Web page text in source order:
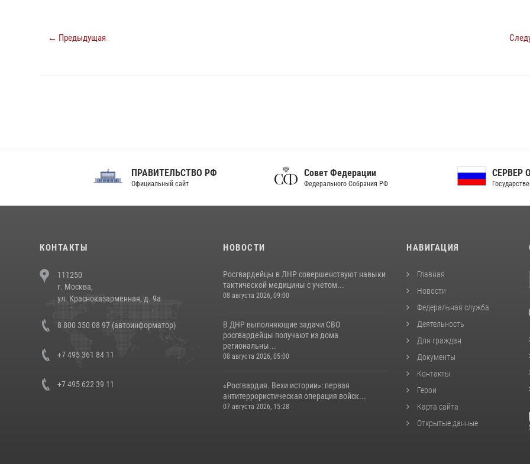
← Предыдущая
ПРАВИТЕЛЬСТВО РФ
Официальный сайт
Совет Федерации
Федерального Собрания РФ
СЕРВЕР ОРГАНОВ
Государственной власти РФ
КОНТАКТЫ
111250
г. Москва,
ул. Красноказарменная, д. 9а
8 800 350 08 97 (автоинформатор)
+7 495 361 84 11
+7 495 622 39 11
НОВОСТИ
Росгвардейцы в ЛНР совершенствуют навыки
тактической медицины с учетом...
08 августа 2026, 09:00
В ДНР выполняющие задачи СВО
росгвардейцы получают из дома
региональны...
08 августа 2026, 05:00
«Росгвардия. Вехи истории»: первая
антитеррористическая операция войск...
07 августа 2026, 15:28
НАВИГАЦИЯ
Главная
Новости
Федеральная служба
Деятельность
Для граждан
Документы
Контакты
Герои
Карта сайта
Открытые данные